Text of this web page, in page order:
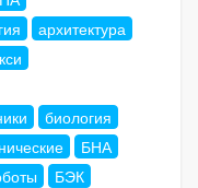
архитектура
биология
БНА
БЭК